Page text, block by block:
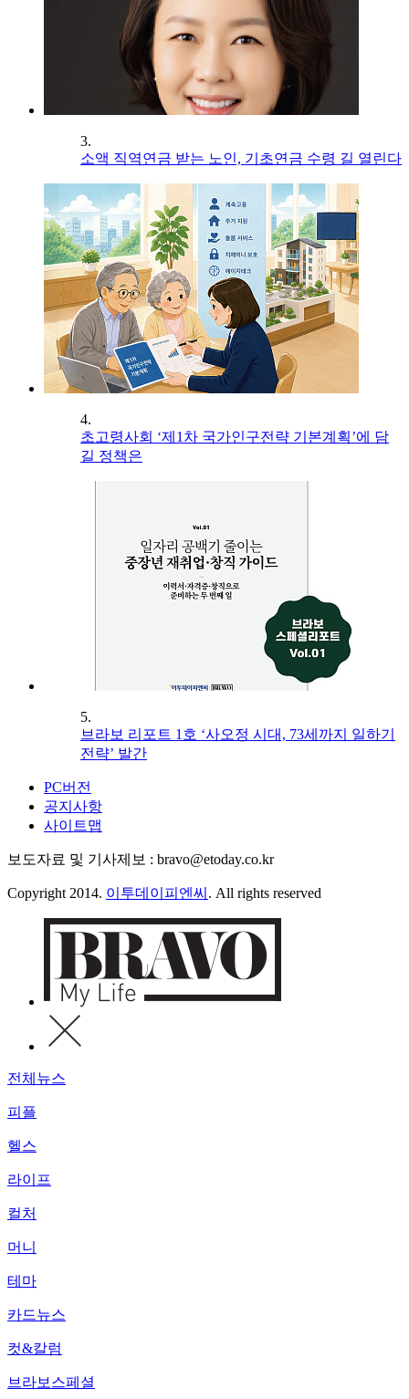
3.
소액 직역연금 받는 노인, 기초연금 수령 길 열린다
4.
초고령사회 ‘제1차 국가인구전략 기본계획’에 담
길 정책은
5.
브라보 리포트 1호 ‘사오정 시대, 73세까지 일하기
전략’ 발간
PC버전
공지사항
사이트맵
보도자료 및 기사제보 : bravo@etoday.co.kr
Copyright 2014. 이투데이피엔씨 . All rights reserved
전체뉴스
피플
헬스
라이프
컬처
머니
테마
카드뉴스
컷&칼럼
브라보스페셜